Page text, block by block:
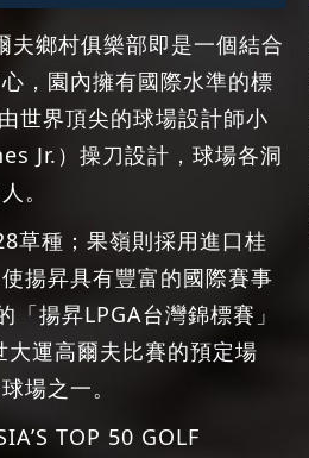
夫鄉村俱樂部即是一個結合
，園內擁有國際水準的標
世界頂尖的球場設計師小
Jr.）操刀設計，球場各洞
。
草種；果嶺則採用進口桂
揚昇具有豐富的國際賽事
揚昇LPGA台灣錦標賽」
運高爾夫比賽的預定場
場之一。
TOP 50 GOLF